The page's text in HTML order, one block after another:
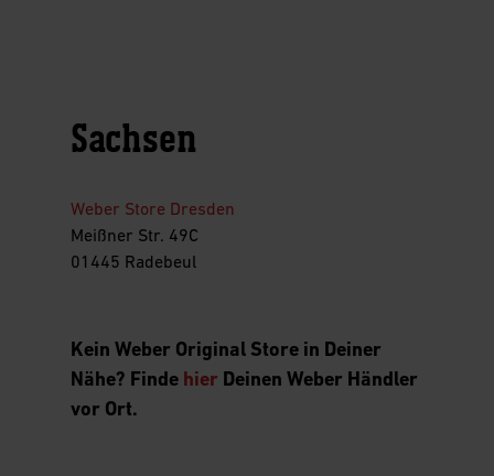
Sachsen
Weber Store Dresden
Meißner Str. 49C
01445 Radebeul
Kein Weber Original Store in Deiner
Nähe? Finde hier Deinen Weber Händler
vor Ort.